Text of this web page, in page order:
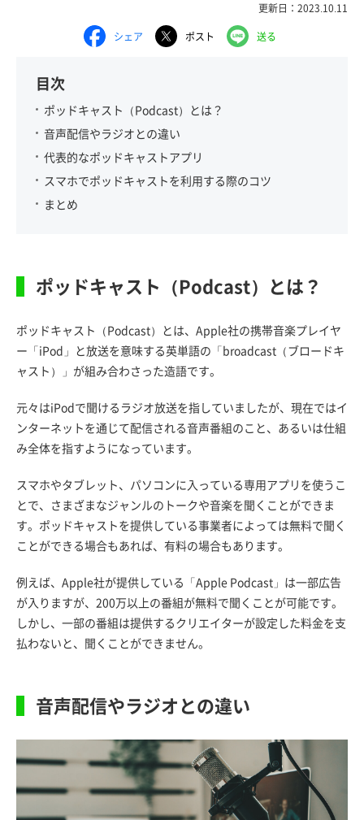
更新日：2023.10.11
シェア ポスト 送る
目次
ポッドキャスト（Podcast）とは？
音声配信やラジオとの違い
代表的なポッドキャストアプリ
スマホでポッドキャストを利用する際のコツ
まとめ
ポッドキャスト（Podcast）とは？
ポッドキャスト（Podcast）とは、Apple社の携帯音楽プレイヤ
ー「iPod」と放送を意味する英単語の「broadcast（ブロードキ
ャスト）」が組み合わさった造語です。
元々はiPodで聞けるラジオ放送を指していましたが、現在ではイ
ンターネットを通じて配信される音声番組のこと、あるいは仕組
み全体を指すようになっています。
スマホやタブレット、パソコンに入っている専用アプリを使うこ
とで、さまざまなジャンルのトークや音楽を聞くことができま
す。ポッドキャストを提供している事業者によっては無料で聞く
ことができる場合もあれば、有料の場合もあります。
例えば、Apple社が提供している「Apple Podcast」は一部広告
が入りますが、200万以上の番組が無料で聞くことが可能です。
しかし、一部の番組は提供するクリエイターが設定した料金を支
払わないと、聞くことができません。
音声配信やラジオとの違い